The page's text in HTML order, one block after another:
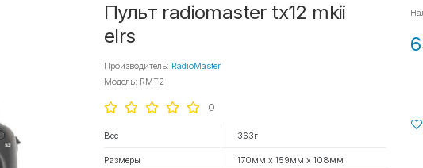
Пульт radiomaster tx12 mkii
elrs
Производитель: RadioMaster
Модель: RMT2
0
Вес 363г
Размеры 170мм х 159мм х 108мм